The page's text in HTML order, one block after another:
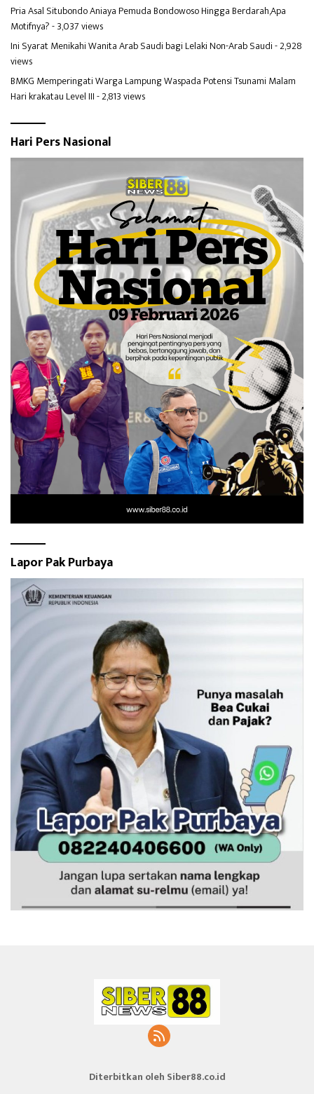
Pria Asal Situbondo Aniaya Pemuda Bondowoso Hingga Berdarah,Apa
Motifnya?- 3,037 views
Ini Syarat Menikahi Wanita Arab Saudi bagi Lelaki Non-Arab Saudi- 2,928
views
BMKG Memperingati Warga Lampung Waspada Potensi Tsunami Malam
Hari krakatau Level III- 2,813 views
Hari Pers Nasional
Lapor Pak Purbaya
Diterbitkan oleh Siber88.co.id